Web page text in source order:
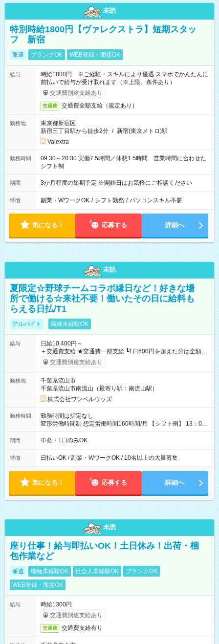
未読
特別時給1800円【ヴァレクストラ】短期スタッ
フ 新宿
派遣 ブランクOK WEB登録・面接OK
給与
時給1800円 ※ご経験・スキルにより優遇 スマホでかんたんに
前払いで給与が受け取れます（※上限、条件あり）
交通費別途支給あり
交通費 交通費全額支給（規定あり）
勤務地
東京都新宿区
新宿三丁目駅から徒歩2分 / 新宿(東京メトロ)駅
Valextra
勤務時間
09:30～20:30 実働7.5時間／休憩1.5時間 営業時間に合わせた
シフト制
期間 3か月程度の短期予定 ※開始日はお気軽にご相談ください
特徴 副業・WワークOK / シフト勤務 / パソコンスキル不要
気になる！ 応募する 詳細へ
未読
夏限定☆野球チームコラボ縁日など！好きな場
所で働ける☆来社不要！働いたその日に給料も
らえる日払/T1
アルバイト 職種未経験OK
給与
日給10,400円～
＋交通費支給 ★交通費一部支給 ┗1日500円を超えた分は全額支
給！ ※往復500円以内の方は自己負担となります ★日払いOK！
（規定あり） ┗働いたその日に現金GET♪ お仕事後はコンビニ
なし
交通費別途支給あり
勤務地
千葉県流山市
千葉県流山市南流山（最寄り駅：南流山駅）
株式会社ワンベルウッズ
勤務時間
勤務時間は指定なし
変形労働時間制 想定労働時間160時間/月 【シフト例】 13：00
～22：00
期間 単発・1日のみOK
特徴 日払いOK / 副業・WワークOK / 10名以上の大量募集
気になる！ 応募する 詳細へ
未読
座り仕事！給与即払いOK！土日休み！出荷・梱
包作業など
派遣 職種未経験OK 社会人未経験OK
ブランクOK
WEB登録・面接OK
給与
時給1300円
交通費別途支給あり
交通費 交通費支給有り